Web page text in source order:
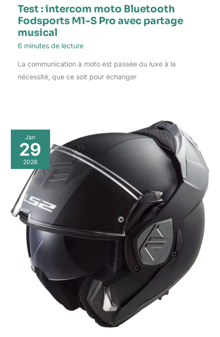
Test : intercom moto Bluetooth
Fodsports M1-S Pro avec partage
musical
6 minutes de lecture
La communication à moto est passée du luxe à la
nécessité, que ce soit pour échanger
Jan
29
2026